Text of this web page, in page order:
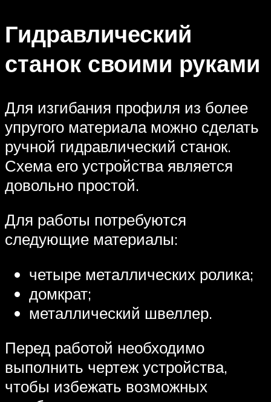
Гидравлический
станок своими руками
Для изгибания профиля из более
упругого материала можно сделать
ручной гидравлический станок.
Схема его устройства является
довольно простой.
Для работы потребуются
следующие материалы:
четыре металлических ролика;
домкрат;
металлический швеллер.
Перед работой необходимо
выполнить чертеж устройства,
чтобы избежать возможных